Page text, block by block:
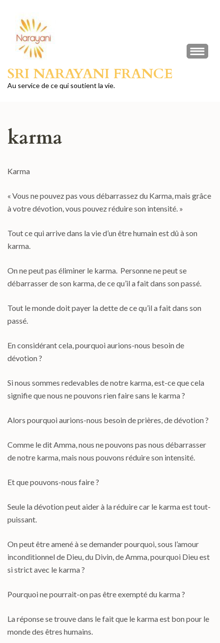
contenu
(Pressez
SRI NARAYANI FRANCE
Au service de ce qui soutient la vie.
karma
Karma
« Vous ne pouvez pas vous débarrassez du Karma, mais grâce
à votre dévotion, vous pouvez réduire son intensité. »
Tout ce qui arrive dans la vie d’un être humain est dû à son
karma.
On ne peut pas éliminer le karma. Personne ne peut se
débarrasser de son karma, de ce qu’il a fait dans son passé.
Tout le monde doit payer la dette de ce qu’il a fait dans son
passé.
En considérant cela, pourquoi aurions-nous besoin de
dévotion ?
Si nous sommes redevables de notre karma, est-ce que cela
signifie que nous ne pouvons rien faire sans le karma ?
Alors pourquoi aurions-nous besoin de prières, de dévotion ?
Comme le dit Amma, nous ne pouvons pas nous débarrasser
de notre karma, mais nous pouvons réduire son intensité.
Et que pouvons-nous faire ?
Seule la dévotion peut aider à la réduire car le karma est tout-
puissant.
On peut être amené à se demander pourquoi, sous l’amour
inconditionnel de Dieu, du Divin, de Amma, pourquoi Dieu est
si strict avec le karma ?
Pourquoi ne pourrait-on pas être exempté du karma ?
La réponse se trouve dans le fait que le karma est bon pour le
monde des êtres humains.